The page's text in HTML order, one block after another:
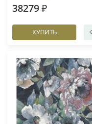
38279 ₽
КУПИТЬ